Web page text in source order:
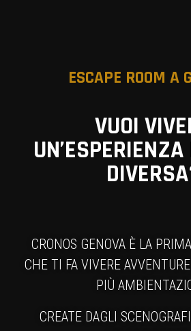
ESCAPE ROOM A
VUOI
CRONOS GENOVA È LA
CHE TI FA VIVERE
PIÙ
CREATE DAGLI